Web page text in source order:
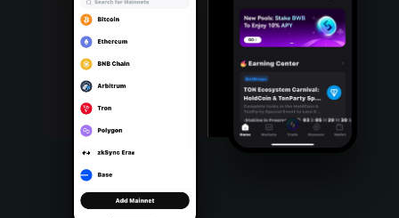
Português (Portugal)
Bahasa Indonesia
Português (Brasil)
Español (Argentina)